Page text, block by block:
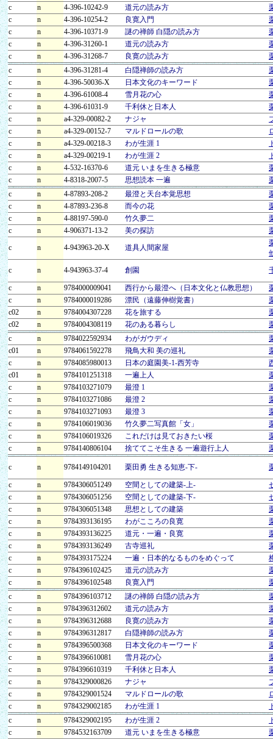
c
n 4-396-10242-9 道元の読み方
c
n 4-396-10254-2 良寛入門
c
n 4-396-10371-9 謎の禅師 白隠の読み方
c
n 4-396-31260-1 道元の読み方
c
n 4-396-31268-7 良寛の読み方
c
n 4-396-31281-4 白隠禅師の読み方
c
n 4-396-50036-X 日本文化のキーワード
c
n 4-396-61008-4 雪月花の心
c
n 4-396-61031-9 千利休と日本人
c
n a4-329-00082-2 ナジャ
c
n a4-329-00152-7 マルドロールの歌
c
n a4-329-00218-3 わが生涯 1
c
n a4-329-00219-1 わが生涯 2
c
n 4-532-16370-6 道元 いまを生きる極意
c
n 4-8318-2007-5 思想読本 一遍
c
n 4-87893-208-2 最澄と天台本覚思想
c
n 4-87893-236-8 而今の花
c
n 4-88197-590-0 竹久夢二
c
n 4-906371-13-2 美の探訪
c
n 4-943963-20-X 道具人間家屋
c
n 4-943963-37-4 創園
c n 9784000009041 西行から最澄へ（日本文化と仏教思想）
c
n 9784000019286 漂民（遠藤伸樹覚書）
c02
n 9784004307228 花を旅する
c02
n 9784004308119 花のある暮らし
c
n 9784022592934 わがガウディ
c01
n 9784061592278 飛鳥大和 美の巡礼
c
n 9784085980013 日本の庭園美-1-西芳寺
c01
n 9784101251318 一遍上人
c
n 9784103271079 最澄 1
c
n 9784103271086 最澄 2
c
n 9784103271093 最澄 3
c
n 9784106019036 竹久夢二写真館「女」
c
n 9784106019326 これだけは見ておきたい桜
c
n 9784140806104 捨ててこそ生きる 一遍遊行上人
c n 9784149104201 栗田勇 生きる知恵-下-
c n 9784306051249 空間としての建築-上-
c
n 9784306051256 空間としての建築-下-
c
n 9784306051348 思想としての建築
c
n 9784393136195 わがこころの良寛
c
n 9784393136225 道元・一遍・良寛
c
n 9784393136249 古寺巡礼
c
n 9784393175224 一遍・日本的なるものをめぐって
c
n 9784396102425 道元の読み方
c
n 9784396102548 良寛入門
c
n 9784396103712 謎の禅師 白隠の読み方
c
n 9784396312602 道元の読み方
c
n 9784396312688 良寛の読み方
c
n 9784396312817 白隠禅師の読み方
c
n 9784396500368 日本文化のキーワード
c
n 9784396610081 雪月花の心
c
n 9784396610319 千利休と日本人
c
n 9784329000826 ナジャ
c
n 9784329001524 マルドロールの歌
c
n 9784329002185 わが生涯 1
c
n 9784329002195 わが生涯 2
c
n 9784532163709 道元 いまを生きる極意